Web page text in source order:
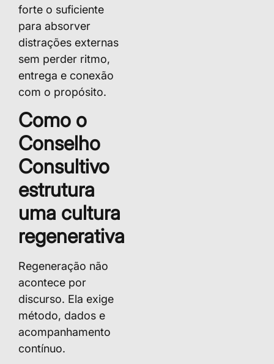
forte o suficiente
para absorver
distrações externas
sem perder ritmo,
entrega e conexão
com o propósito.
Como o
Conselho
Consultivo
estrutura
uma cultura
regenerativa
Regeneração não
acontece por
discurso. Ela exige
método, dados e
acompanhamento
contínuo.